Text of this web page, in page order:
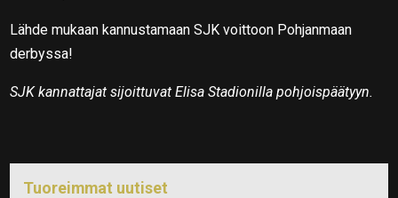
Lähde mukaan kannustamaan SJK voittoon Pohjanmaan
derbyssa!
SJK kannattajat sijoittuvat Elisa Stadionilla pohjoispäätyyn.
Tuoreimmat uutiset